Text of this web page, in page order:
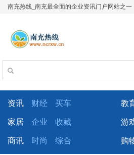
南充热线_南充最全面的企业资讯门户网站之一
资讯 财经 买车 教
家居 企业 收藏 游
商讯 时尚 综合 购